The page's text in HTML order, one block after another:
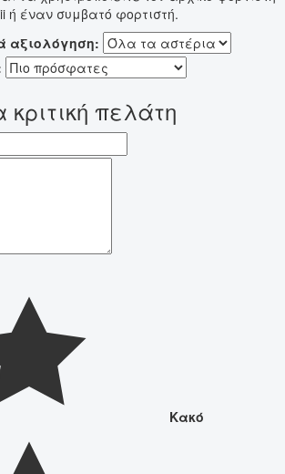
ή έναν συμβατό φορτιστή.
αξιολόγηση:
πελάτη
Κακό